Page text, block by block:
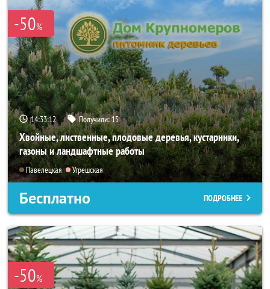
-50%
14:33:10 Получили:15
Хвойные, лиственные, плодовые деревья, кустарники,
газоны и ландшафтные работы
Павелецкая Угрешская
Бесплатно ПОДРОБНЕЕ
-50%